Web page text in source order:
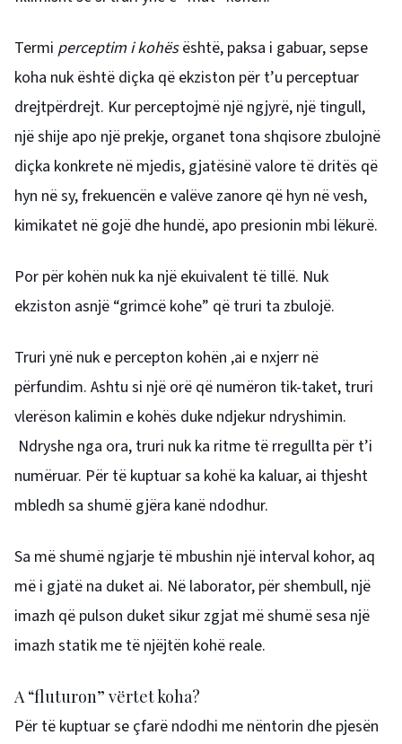
Termi perceptim i kohësështë, paksa i gabuar, sepse
koha nuk është diçka që ekziston për t’u perceptuar
drejtpërdrejt. Kur perceptojmë një ngjyrë, një tingull,
një shije apo një prekje, organet tona shqisore zbulojnë
diçka konkrete në mjedis, gjatësinë valore të dritës që
hyn në sy, frekuencën e valëve zanore që hyn në vesh,
kimikatet në gojë dhe hundë, apo presionin mbi lëkurë.
Por për kohën nuk ka një ekuivalent të tillë. Nuk
ekziston asnjë “grimcë kohe” që truri ta zbulojë.
Truri ynë nuk e percepton kohën ,ai e nxjerr në
përfundim. Ashtu si një orë që numëron tik-taket, truri
vlerëson kalimin e kohës duke ndjekur ndryshimin.
Ndryshe nga ora, truri nuk ka ritme të rregullta për t’i
numëruar. Për të kuptuar sa kohë ka kaluar, ai thjesht
mbledh sa shumë gjëra kanë ndodhur.
Sa më shumë ngjarje të mbushin një interval kohor, aq
më i gjatë na duket ai. Në laborator, për shembull, një
imazh që pulson duket sikur zgjat më shumë sesa një
imazh statik me të njëjtën kohë reale.
A “fluturon” vërtet koha?
Për të kuptuar se çfarë ndodhi me nëntorin dhe pjesën